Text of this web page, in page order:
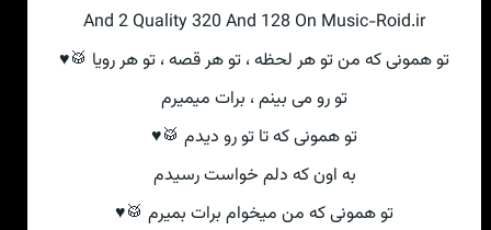
And 2 Quality 320 And 128 On Music-Roid.ir
تو همونی که من تو هر لحظه ، تو هر قصه ، تو هر رویا 🥁♥
تو رو می بینم ، برات میمیرم
تو همونی که تا تو رو دیدم 🥁♥
به اون که دلم خواست رسیدم
تو همونی که من میخوام برات بمیرم 🥁♥